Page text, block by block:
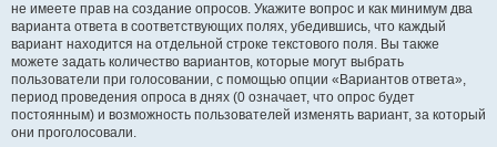
не имеете прав на создание опросов. Укажите вопрос и как минимум два
варианта ответа в соответствующих полях, убедившись, что каждый
вариант находится на отдельной строке текстового поля. Вы также
можете задать количество вариантов, которые могут выбрать
пользователи при голосовании, с помощью опции «Вариантов ответа»,
период проведения опроса в днях (0 означает, что опрос будет
постоянным) и возможность пользователей изменять вариант, за который
они проголосовали.